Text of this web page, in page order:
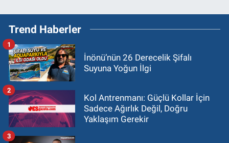
Trend Haberler
İnönü’nün 26 Derecelik Şifalı
Suyuna Yoğun İlgi
1
Kol Antrenmanı: Güçlü Kollar İçin
Sadece Ağırlık Değil, Doğru
Yaklaşım Gerekir
2
3